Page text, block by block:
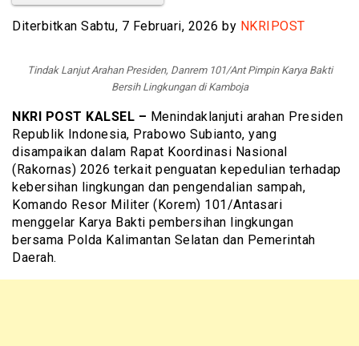
Diterbitkan Sabtu, 7 Februari, 2026 by NKRIPOST
Tindak Lanjut Arahan Presiden, Danrem 101/Ant Pimpin Karya Bakti
Bersih Lingkungan di Kamboja
NKRI POST KALSEL – Menindaklanjuti arahan Presiden
Republik Indonesia, Prabowo Subianto, yang
disampaikan dalam Rapat Koordinasi Nasional
(Rakornas) 2026 terkait penguatan kepedulian terhadap
kebersihan lingkungan dan pengendalian sampah,
Komando Resor Militer (Korem) 101/Antasari
menggelar Karya Bakti pembersihan lingkungan
bersama Polda Kalimantan Selatan dan Pemerintah
Daerah.